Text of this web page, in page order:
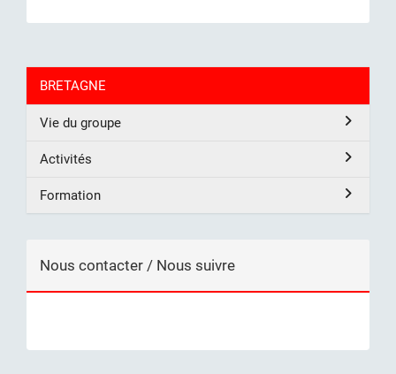
BRETAGNE
Vie du groupe
Activités
Formation
Nous contacter / Nous suivre